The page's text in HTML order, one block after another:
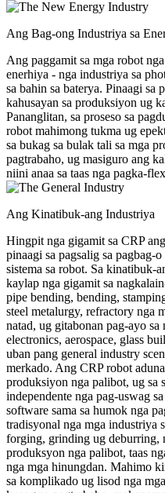
Ang Bag-ong Industriya sa
Ang paggamit sa mga robot
enerhiya - nga industriya sa
sa bahin sa baterya. Pinaagi sa
kahusayan sa produksiyon ug
Pananglitan, sa proseso sa
robot mahimong tukma ug
sa bukag sa bulak tali sa mga
pagtrabaho, ug masiguro ang
niini anaa sa taas nga pagka-
Ang Kinatibuk-ang Industriya
Hingpit nga gigamit sa CRP
pinaagi sa pagsalig sa pagbag-
sistema sa robot. Sa kinatibuk-
kaylap nga gigamit sa
pipe bending, bending,
steel metalurgy, refractory nga
natad, ug gitabonan pag-ayo sa
electronics, aerospace, glass
uban pang general industry
merkado. Ang CRP robot
produksiyon nga palibot, ug sa
independente nga pag-uswag
software sama sa humok nga
tradisyonal nga mga industriya
forging, grinding ug deburring,
produksyon nga palibot, taas
nga mga hinungdan. Mahimo
sa komplikado ug lisod nga